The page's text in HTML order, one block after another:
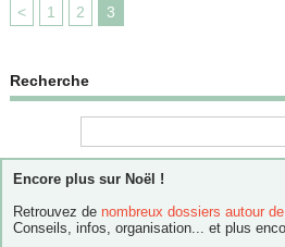
< 1 2 3
Recherche
Encore plus sur Noël !
Retrouvez de nombreux dossiers autour
Conseils, infos, organisation... et plus